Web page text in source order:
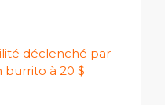
déclenché par
burrito à 20 $